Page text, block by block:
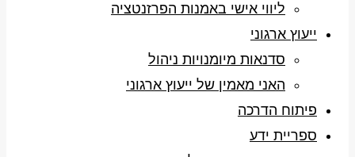
ליווי אישי באמנות הפרזנטציה
ייעוץ ארגוני
סדנאות מיומנויות ניהול
האני מאמין של ייעוץ ארגוני
פיתוח הדרכה
ספריית ידע